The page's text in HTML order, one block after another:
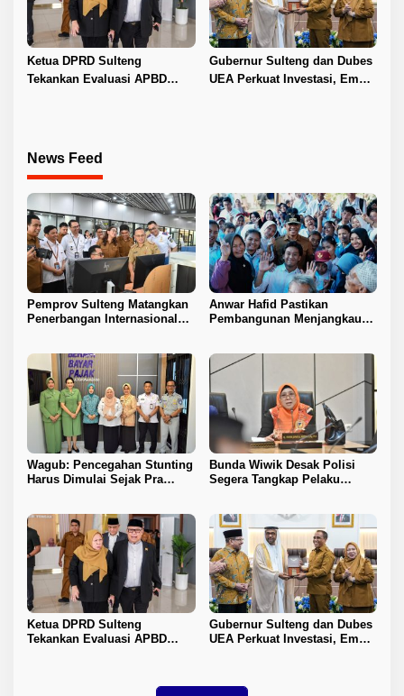
Ketua DPRD Sulteng
Tekankan Evaluasi APBD
Gubernur Sulteng dan Dubes
UEA Perkuat Investasi, Empat
News Feed
Pemprov Sulteng Matangkan
Penerbangan Internasional
Anwar Hafid Pastikan
Pembangunan Menjangkau
Wagub: Pencegahan Stunting
Harus Dimulai Sejak Pra
Bunda Wiwik Desak Polisi
Segera Tangkap Pelaku
Ketua DPRD Sulteng
Tekankan Evaluasi APBD
Gubernur Sulteng dan Dubes
UEA Perkuat Investasi, Empat